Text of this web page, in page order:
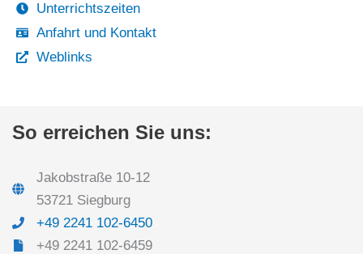
Unterrichtszeiten
Anfahrt und Kontakt
Weblinks
So erreichen Sie uns:
Jakobstraße 10-12
53721 Siegburg
+49 2241 102-6450
+49 2241 102-6459